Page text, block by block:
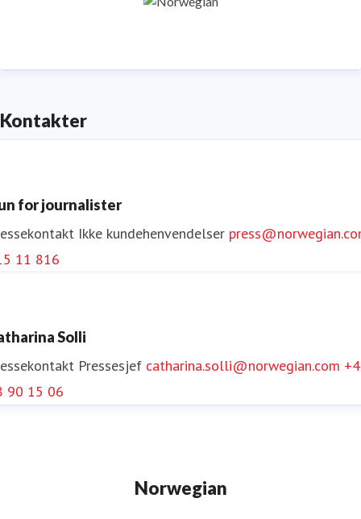
Awards. Det er flypassasjerene selv som bedømmer
Følg Norwegian på Facebookher.
Kontakter
for journalister
Ikke kundehenvendelser
11 816
Solli
Pressesjef catharina.solli@norwegian.com
90 15 06
Norwegian